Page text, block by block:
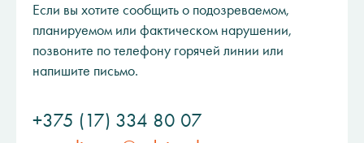
Если вы хотите сообщить о подозреваемом,
планируемом или фактическом нарушении,
позвоните по телефону горячей линии или
напишите письмо.
+375 (17) 334 80 07